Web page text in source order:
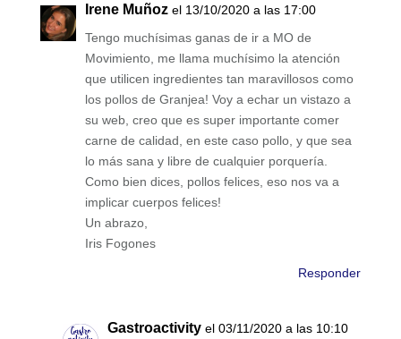
Irene Muñoz el 13/10/2020 a las 17:00
Tengo muchísimas ganas de ir a MO de
Movimiento, me llama muchísimo la atención
que utilicen ingredientes tan maravillosos como
los pollos de Granjea! Voy a echar un vistazo a
su web, creo que es super importante comer
carne de calidad, en este caso pollo, y que sea
lo más sana y libre de cualquier porquería.
Como bien dices, pollos felices, eso nos va a
implicar cuerpos felices!
Un abrazo,
Iris Fogones
Responder
Gastroactivity el 03/11/2020 a las 10:10